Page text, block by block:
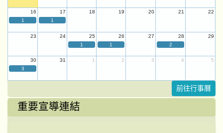
16 17 18 19 20 21
22
1
1
23 24 25 26 27 28
29
1
1 2
30 31 1 2 3 4
5
3
前往行事曆
重要宣導連結